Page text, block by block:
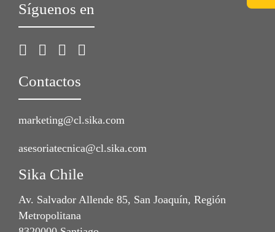
Síguenos en
Contactos
marketing@cl.sika.com
asesoriatecnica@cl.sika.com
Sika Chile
Av. Salvador Allende 85, San Joaquín, Región
Metropolitana